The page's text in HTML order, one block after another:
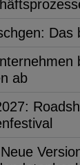
Das
ab